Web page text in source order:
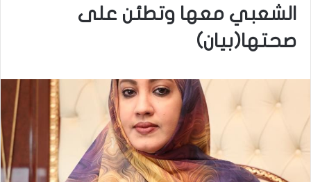
الشعبي معها وتطئن على
صحتها(بيان)